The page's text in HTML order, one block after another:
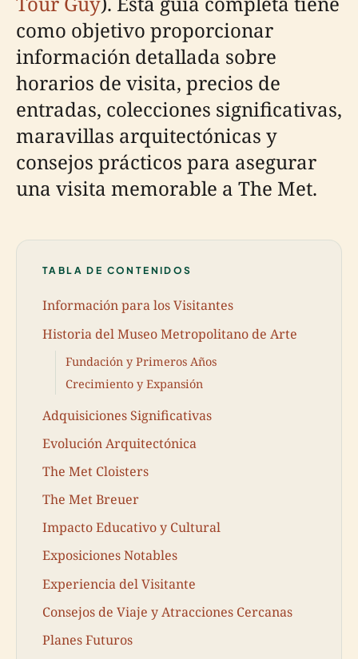
como objetivo proporcionar
información detallada sobre
horarios de visita, precios de
entradas, colecciones significativas,
maravillas arquitectónicas y
consejos prácticos para asegurar
una visita memorable a The Met.
TABLA DE CONTENIDOS
Información para los Visitantes
Historia del Museo Metropolitano de Arte
Fundación y Primeros Años
Crecimiento y Expansión
Adquisiciones Significativas
Evolución Arquitectónica
The Met Cloisters
The Met Breuer
Impacto Educativo y Cultural
Exposiciones Notables
Experiencia del Visitante
Consejos de Viaje y Atracciones Cercanas
Planes Futuros